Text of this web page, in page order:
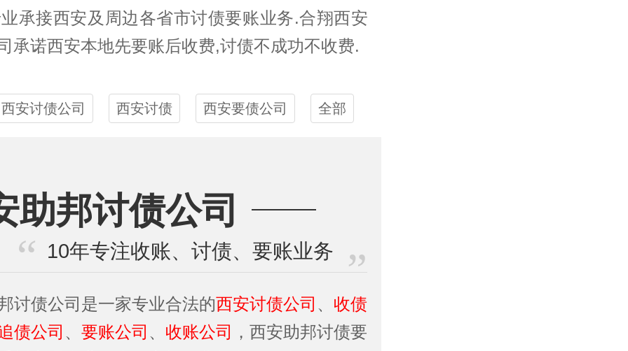
承接西安及周边各省市讨债要账业务.合翔西安
承诺西安本地先要账后收费,讨债不成功不收费.
西安讨债公司 西安讨债 西安要债公司 全部
助邦讨债公司
10年专注收账、讨债、要账业务
讨债公司是一家专业合法的西安讨债公司 、 收债
债公司 、 要账公司 、 收账公司 ，西安助邦讨债要